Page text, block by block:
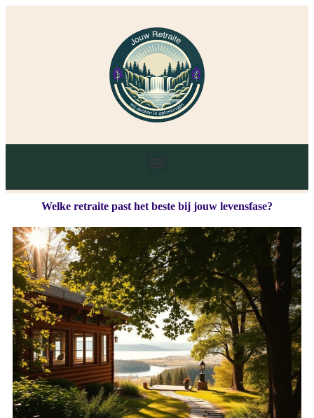
Welke retraite past het beste bij jouw levensfase?